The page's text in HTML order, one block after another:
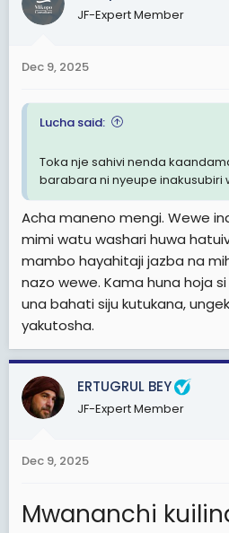
kutoa hasira zao.
maandamano ni haki, na ni
Wenu
i
s
JF-Expert Member
Dec 9, 2025
Lucha said:
Toka nje sahivi nenda
barabara ni nyeupe inakusubiri
Acha maneno mengi. Wewe
mimi watu washari huwa
mambo hayahitaji jazba na
nazo wewe. Kama huna hoja
una bahati siju kutukana,
yakutosha.
ERTUGRUL BEY
JF-Expert Member
Dec 9, 2025
Mwananchi